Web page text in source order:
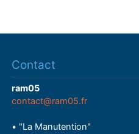
Contact
ram05
contact@ram05.fr
• "La Manutention"